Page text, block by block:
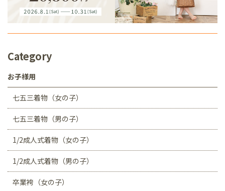
Category
お子様用
七五三着物（女の子）
七五三着物（男の子）
1/2成人式着物（女の子）
1/2成人式着物（男の子）
卒業袴（女の子）